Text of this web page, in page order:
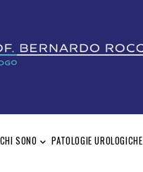
CHI SONO PATOLOGIE UROLOGICHE